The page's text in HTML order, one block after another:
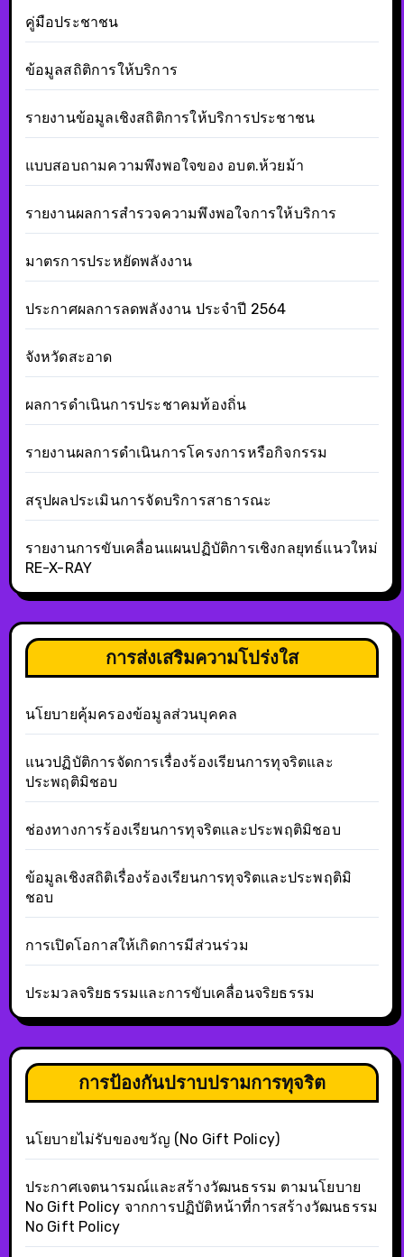
คู่มือประชาชน
ข้อมูลสถิติการให้บริการ
รายงานข้อมูลเชิงสถิติการให้บริการประชาชน
แบบสอบถามความพึงพอใจของ อบต.ห้วยม้า
รายงานผลการสำรวจความพึงพอใจการให้บริการ
มาตรการประหยัดพลังงาน
ประกาศผลการลดพลังงาน ประจำปี 2564
จังหวัดสะอาด
ผลการดำเนินการประชาคมท้องถิ่น
รายงานผลการดำเนินการโครงการหรือกิจกรรม
สรุปผลประเมินการจัดบริการสาธารณะ
รายงานการขับเคลื่อนแผนปฏิบัติการเชิงกลยุทธ์แนวใหม่
RE-X-RAY
การส่งเสริมความโปร่งใส
นโยบายคุ้มครองข้อมูลส่วนบุคคล
แนวปฏิบัติการจัดการเรื่องร้องเรียนการทุจริตและ
ประพฤติมิชอบ
ช่องทางการร้องเรียนการทุจริตและประพฤติมิชอบ
ข้อมูลเชิงสถิติเรื่องร้องเรียนการทุจริตและประพฤติมิ
ชอบ
การเปิดโอกาสให้เกิดการมีส่วนร่วม
ประมวลจริยธรรมและการขับเคลื่อนจริยธรรม
การป้องกันปราบปรามการทุจริต
นโยบายไม่รับของขวัญ (No Gift Policy)
ประกาศเจตนารมณ์และสร้างวัฒนธรรม ตามนโยบาย
No Gift Policy จากการปฏิบัติหน้าที่การสร้างวัฒนธรรม
No Gift Policy